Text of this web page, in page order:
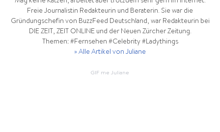
Freie Journalistin Redakteurin und Beraterin. Sie war die
Gründungschefin von BuzzFeed Deutschland, war Redakteurin bei
DIE ZEIT, ZEIT ONLINE und der Neuen Zürcher Zeitung.
Themen: #Fernsehen #Celebrity #Ladythings
» Alle Artikel von Juliane
GIF me Juliane